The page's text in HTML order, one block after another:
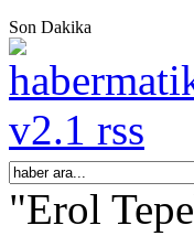
Son Dakika
"Erol